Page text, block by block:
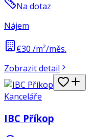
Na dotaz
Nájem
€30 /m²/měs.
Zobrazit detail
Kanceláře
IBC Příkop